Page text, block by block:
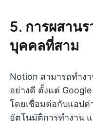
5. การผสาน
บุคคลที่สาม
Notion สามารถทำง
อย่างดี ตั้งแต่
โดยเชื่อมต่อกับแอปต่
อัตโนมัติการทำงาน